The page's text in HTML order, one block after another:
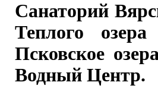
Санаторий
Теплого
Псковское
Водный Центр.